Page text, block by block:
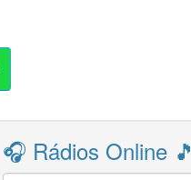
🎧 Rádios Online 🎵